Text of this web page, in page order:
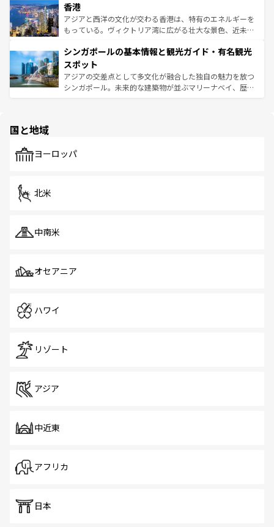
とつ。フォーやバインミー、ベトナムコーヒーなどは、ぜ
ひ現地で味わいたい。どの地域を訪れてもあたたかい人々
が旅行者を迎えてくれるので、きっと忘れられない旅にな
参照してほしい。
の活気が交差している。北部ではチェンマイなどの山岳地
帯で自然と触れ合い、南部ではプーケットやクラビの美し
いビーチでリゾート気分を楽しむことができる。タイ料理
激する。気候は一年中温暖で、どの季節にも異なる楽しみ
が待っている。親しみやすいタイの人々、仏教を中心とし
た文化、そして多様な観光資源が、訪れる旅人を魅了し続
ける。 なお、新着のタイ情報はコンテンツ一覧を参照して
香港
アジアと西洋の文化が交わる香港は、特有のエネルギーを
もっている。ヴィクトリア湾に広がる壮大な景色、近未来
み、どこを訪れても感動するはず。観光スポットが密集し
ており、効率よく見どころを回れるのも魅力。息をのむよ
うな絶景から文化的な体験まで、香港を存分に楽しみ尽く
そう。 なお、新着の香港情報はコンテンツ一覧を参照して
シンガポールの基本情報と観光ガイド・有名観光
スポット
アジアの交差点として多文化が融合した独自の魅力を放つ
シンガポール。未来的な建築物が並ぶマリーナベイ、歴史
で、ホーカーズは地元の風情を楽しめる外せないスポット
国と地域
ヨーロッパ
北米
中南米
オセアニア
ハワイ
リゾート
アジア
中近東
アフリカ
日本